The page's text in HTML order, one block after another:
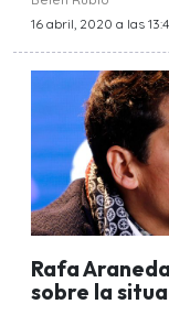
16 abril, 2020 a las
Rafa
sobre la